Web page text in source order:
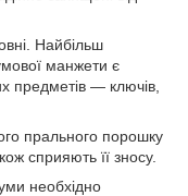
Найбільш
манжети є
предметів — ключів,
прального порошку
сприяють її зносу.
необхідно